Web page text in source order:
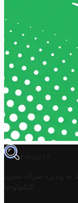
TROVIT
به وتديره
شركة مخزن
التكنولوجيا